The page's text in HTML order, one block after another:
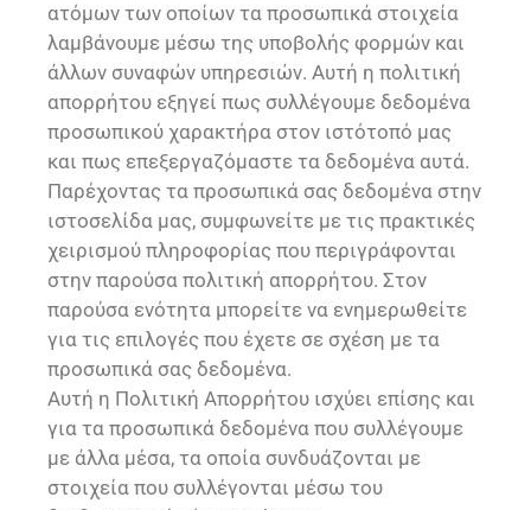
ατόμων των οποίων τα προσωπικά στοιχεία
λαμβάνουμε μέσω της υποβολής φορμών και
άλλων συναφών υπηρεσιών. Αυτή η πολιτική
απορρήτου εξηγεί πως συλλέγουμε δεδομένα
προσωπικού χαρακτήρα στον ιστότοπό μας
και πως επεξεργαζόμαστε τα δεδομένα αυτά.
Παρέχοντας τα προσωπικά σας δεδομένα στην
ιστοσελίδα μας, συμφωνείτε με τις πρακτικές
χειρισμού πληροφορίας που περιγράφονται
στην παρούσα πολιτική απορρήτου. Στον
παρούσα ενότητα μπορείτε να ενημερωθείτε
για τις επιλογές που έχετε σε σχέση με τα
προσωπικά σας δεδομένα.
Αυτή η Πολιτική Απορρήτου ισχύει επίσης και
για τα προσωπικά δεδομένα που συλλέγουμε
με άλλα μέσα, τα οποία συνδυάζονται με
στοιχεία που συλλέγονται μέσω του